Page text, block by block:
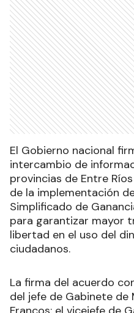
El Gobierno nacional
intercambio de
provincias de Entre
de la implementación
Simplificado de
para garantizar mayor
libertad en el uso del
ciudadanos.
La firma del acuerdo
del jefe de Gabinete de